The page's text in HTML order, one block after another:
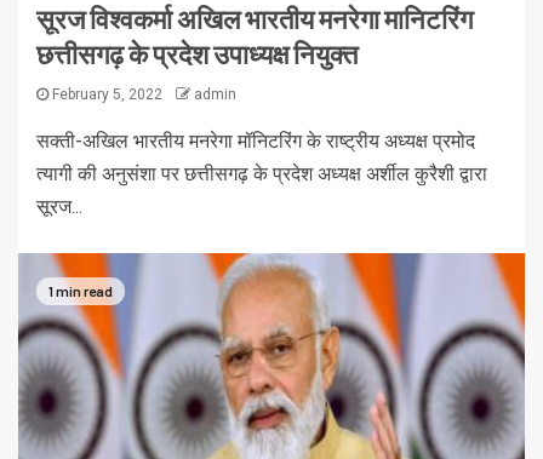
सूरज विश्वकर्मा अखिल भारतीय मनरेगा मानिटरिंग
छत्तीसगढ़ के प्रदेश उपाध्यक्ष नियुक्त
February 5, 2022 admin
सक्ती-अखिल भारतीय मनरेगा मॉनिटरिंग के राष्ट्रीय अध्यक्ष प्रमोद
त्यागी की अनुसंशा पर छत्तीसगढ़ के प्रदेश अध्यक्ष अर्शील कुरैशी द्वारा
सूरज...
1 min read